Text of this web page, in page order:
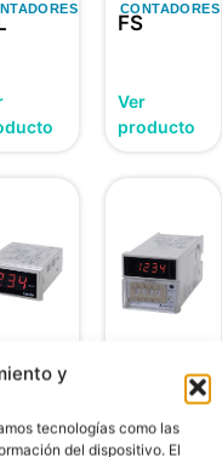
y
tecnologías como las
del dispositivo. El
CONTADORES
FS
Ver
producto
CONTADORES